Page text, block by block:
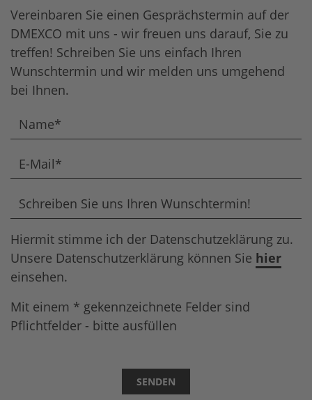
Vereinbaren Sie einen Gesprächstermin auf der
DMEXCO mit uns - wir freuen uns darauf, Sie zu
treffen! Schreiben Sie uns einfach Ihren
Wunschtermin und wir melden uns umgehend
bei Ihnen.
Name*
E-Mail*
Schreiben Sie uns Ihren Wunschtermin!
Hiermit stimme ich der Datenschutzeklärung zu.
Unsere Datenschutzerklärung können Sie hier
einsehen.
Mit einem * gekennzeichnete Felder sind
Pflichtfelder - bitte ausfüllen
SENDEN